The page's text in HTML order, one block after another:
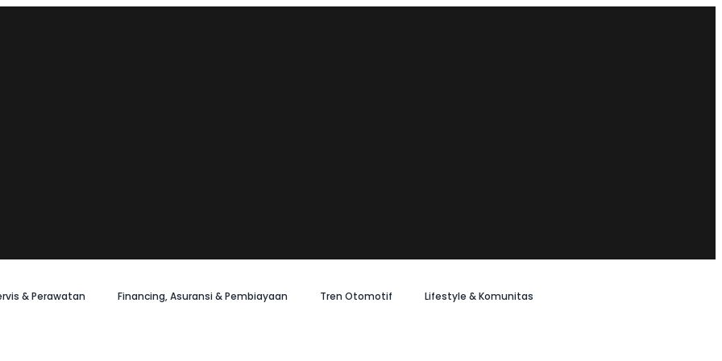
& Perawatan Financing, Asuransi & Pembiayaan Tren Otomotif Lifestyle & Komunitas